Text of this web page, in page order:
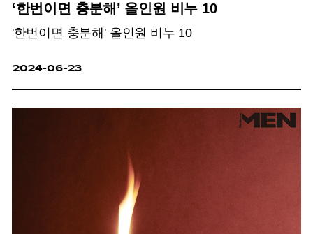
‘한번이면 충분해’ 올인원 비누 10
'한번이면 충분해' 올인원 비누 10
2024-06-23